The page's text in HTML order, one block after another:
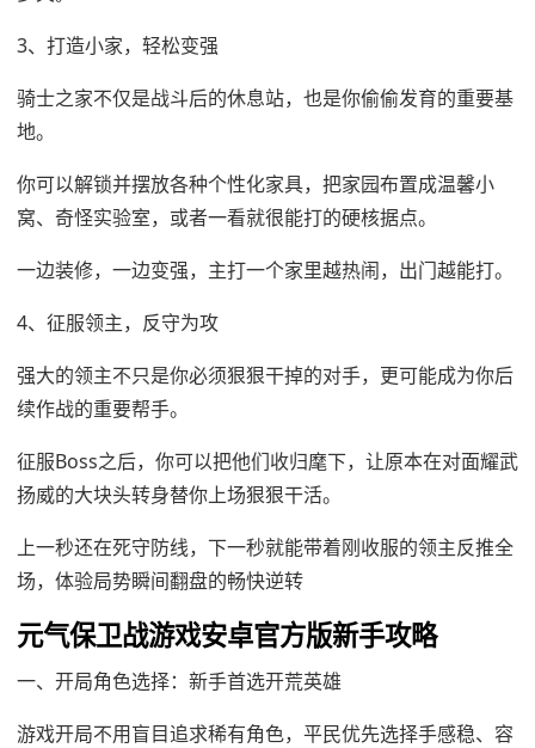
3、打造小家，轻松变强
骑士之家不仅是战斗后的休息站，也是你偷偷发育的重要基
地。
你可以解锁并摆放各种个性化家具，把家园布置成温馨小
窝、奇怪实验室，或者一看就很能打的硬核据点。
一边装修，一边变强，主打一个家里越热闹，出门越能打。
4、征服领主，反守为攻
强大的领主不只是你必须狠狠干掉的对手，更可能成为你后
续作战的重要帮手。
征服Boss之后，你可以把他们收归麾下，让原本在对面耀武
扬威的大块头转身替你上场狠狠干活。
上一秒还在死守防线，下一秒就能带着刚收服的领主反推全
场，体验局势瞬间翻盘的畅快逆转
元气保卫战游戏安卓官方版新手攻略
一、开局角色选择：新手首选开荒英雄
游戏开局不用盲目追求稀有角色，平民优先选择手感稳、容